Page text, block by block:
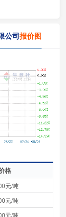
公司报价图
格
元/吨
元/吨
元/吨